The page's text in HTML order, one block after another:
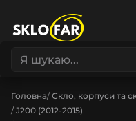
Головна Скло, корпуси та
J200 (2012-2015)